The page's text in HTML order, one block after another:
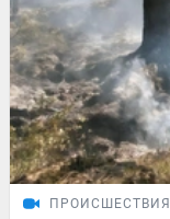
ПРОИСШЕСТВИЯ